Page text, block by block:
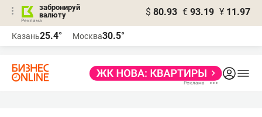
забронируй
валюту
$ 80.93 € 93.19 ¥ 11.97
Казань25.4° Москва30.5°